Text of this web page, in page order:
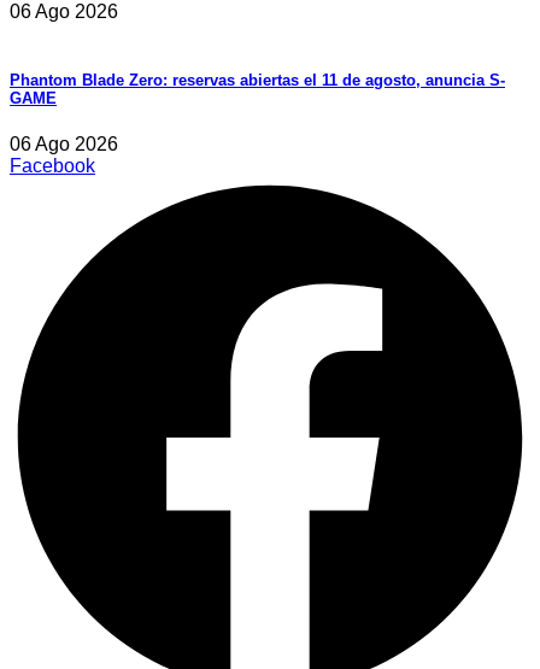
06 Ago 2026
Phantom Blade Zero: reservas abiertas el 11 de agosto, anuncia S-
GAME
06 Ago 2026
Facebook